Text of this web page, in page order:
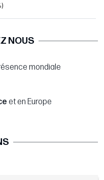
NOUS
mondiale
et en Europe